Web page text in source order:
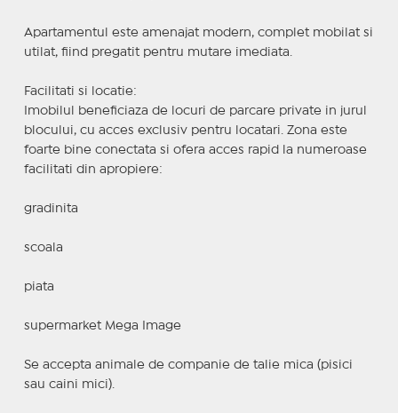
Apartamentul este amenajat modern, complet mobilat si
utilat, fiind pregatit pentru mutare imediata.
Facilitati si locatie:
Imobilul beneficiaza de locuri de parcare private in jurul
blocului, cu acces exclusiv pentru locatari. Zona este
foarte bine conectata si ofera acces rapid la numeroase
facilitati din apropiere:
gradinita
scoala
piata
supermarket Mega Image
Se accepta animale de companie de talie mica (pisici
sau caini mici).